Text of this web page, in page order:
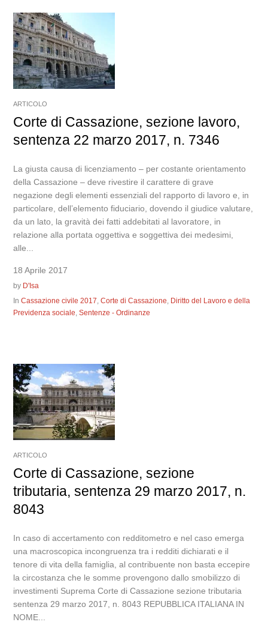
ARTICOLO
Corte di Cassazione, sezione lavoro,
sentenza 22 marzo 2017, n. 7346
La giusta causa di licenziamento – per costante orientamento
della Cassazione – deve rivestire il carattere di grave
negazione degli elementi essenziali del rapporto di lavoro e, in
particolare, dell’elemento fiduciario, dovendo il giudice valutare,
da un lato, la gravità dei fatti addebitati al lavoratore, in
relazione alla portata oggettiva e soggettiva dei medesimi,
alle...
18 Aprile 2017
by D'Isa
InCassazione civile 2017,Corte di Cassazione, Diritto del Lavoro e della
Previdenza sociale,Sentenze - Ordinanze
ARTICOLO
Corte di Cassazione, sezione
tributaria, sentenza 29 marzo 2017, n.
8043
In caso di accertamento con redditometro e nel caso emerga
una macroscopica incongruenza tra i redditi dichiarati e il
tenore di vita della famiglia, al contribuente non basta eccepire
la circostanza che le somme provengono dallo smobilizzo di
investimenti Suprema Corte di Cassazione sezione tributaria
sentenza 29 marzo 2017, n. 8043 REPUBBLICA ITALIANA IN
NOME...